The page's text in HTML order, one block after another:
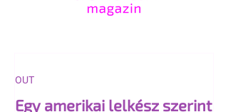
Egy amerikai lelkész szerint
OUT